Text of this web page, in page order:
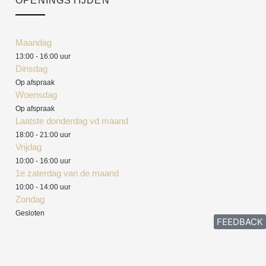
Maandag
13:00 - 16:00 uur
Dinsdag
Op afspraak
Woensdag
Op afspraak
Laatste donderdag vd maand
18:00 - 21:00 uur
Vrijdag
10:00 - 16:00 uur
1e zaterdag van de maand
10:00 - 14:00 uur
Zondag
Gesloten
FEEDBACK